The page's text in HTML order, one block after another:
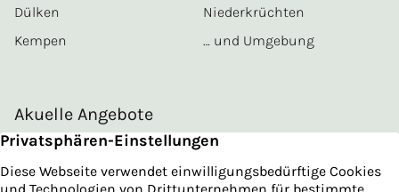
Dülken
Kempen
Niederkrüchten
… und Umgebung
Akuelle Angebote